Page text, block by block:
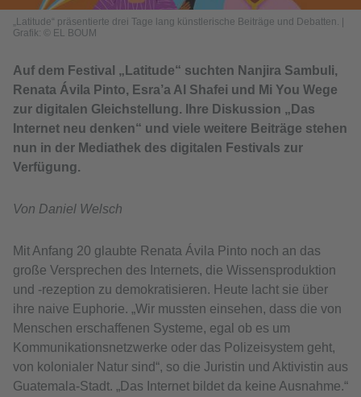
„Latitude“ präsentierte drei Tage lang künstlerische Beiträge und Debatten.
Grafik: © EL BOUM
Auf dem Festival „Latitude“ suchten Nanjira Sambuli,
Renata Ávila Pinto, Esra’a Al Shafei und Mi You Wege
zur digitalen Gleichstellung. Ihre Diskussion „Das
Internet neu denken“ und viele weitere Beiträge stehen
nun in der Mediathek des digitalen Festivals zur
Verfügung.
Von Daniel Welsch
Mit Anfang 20 glaubte Renata Ávila Pinto noch an das
große Versprechen des Internets, die Wissensproduktion
und -rezeption zu demokratisieren. Heute lacht sie über
ihre naive Euphorie. „Wir mussten einsehen, dass die von
Menschen erschaffenen Systeme, egal ob es um
Kommunika­tions­netzwerke oder das Polizeisystem geht,
von kolonialer Natur sind“, so die Juristin und Aktivistin aus
Guatemala-Stadt. „Das Internet bildet da keine Ausnahme.“